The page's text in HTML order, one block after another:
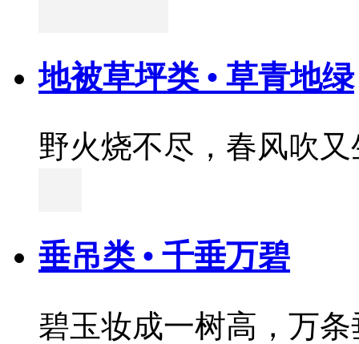
地被草坪类 • 草青地绿
野火烧不尽，春风吹又
垂吊类 • 千垂万碧
碧玉妆成一树高，万